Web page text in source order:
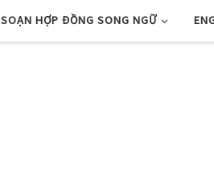
SOẠN HỢP ĐỒNG SONG NGỮ